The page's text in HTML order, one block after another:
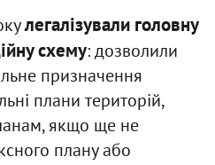
легалізували головну
схему: дозволили
призначення
плани територій,
якщо ще не
плану або